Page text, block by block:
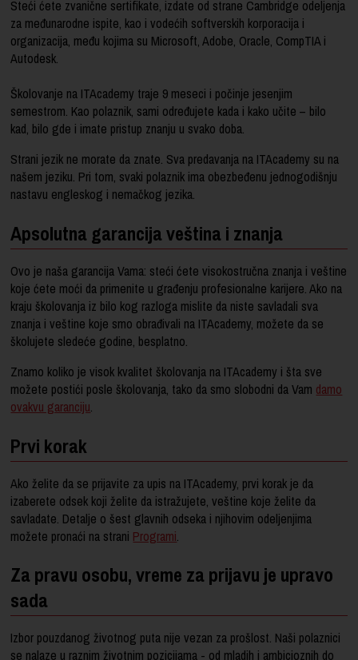
Steći ćete zvanične sertifikate, izdate od strane Cambridge odeljenja
za međunarodne ispite, kao i vodećih softverskih korporacija i
organizacija, među kojima su Microsoft, Adobe, Oracle, CompTIA i
Autodesk.
Školovanje na ITAcademy traje 9 meseci i počinje jesenjim
semestrom. Kao polaznik, sami određujete kada i kako učite – bilo
kad, bilo gde i imate pristup znanju u svako doba.
Strani jezik ne morate da znate. Sva predavanja na ITAcademy su na
našem jeziku. Pri tom, svaki polaznik ima obezbeđenu jednogodišnju
nastavu engleskog i nemačkog jezika.
Apsolutna garancija veština i znanja
Ovo je naša garancija Vama: steći ćete visokostručna znanja i veštine
koje ćete moći da primenite u građenju profesionalne karijere. Ako na
kraju školovanja iz bilo kog razloga mislite da niste savladali sva
znanja i veštine koje smo obrađivali na ITAcademy, možete da se
školujete sledeće godine, besplatno.
Znamo koliko je visok kvalitet školovanja na ITAcademy i šta sve
možete postići posle školovanja, tako da smo slobodni da Vam damo
ovakvu garanciju.
Prvi korak
Ako želite da se prijavite za upis na ITAcademy, prvi korak je da
izaberete odsek koji želite da istražujete, veštine koje želite da
savladate. Detalje o šest glavnih odseka i njihovim odeljenjima
možete pronaći na strani Programi.
Za pravu osobu, vreme za prijavu je upravo
sada
Izbor pouzdanog životnog puta nije vezan za prošlost. Naši polaznici
se nalaze u raznim životnim pozicijama - od mladih i ambicioznih do